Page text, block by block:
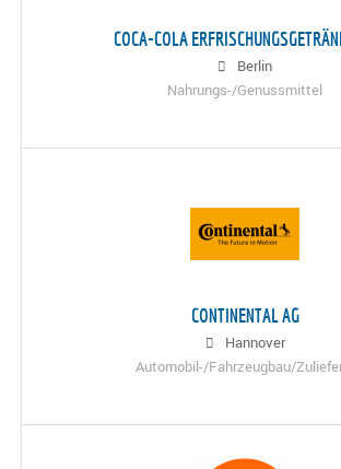
COCA-COLA
Berlin
Nahrungs-/Genussmittel
CONTINENTAL AG
Hannover
Automobil-/Fahrzeugbau/